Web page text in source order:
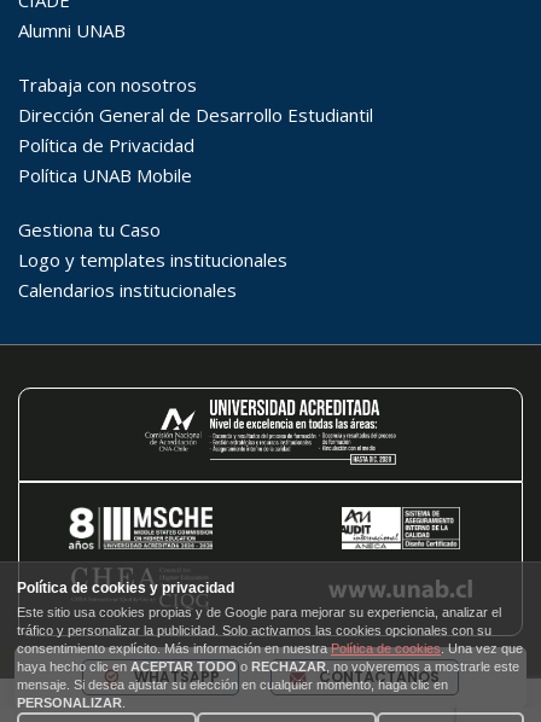
WHATSAPP CONTÁCTANOS